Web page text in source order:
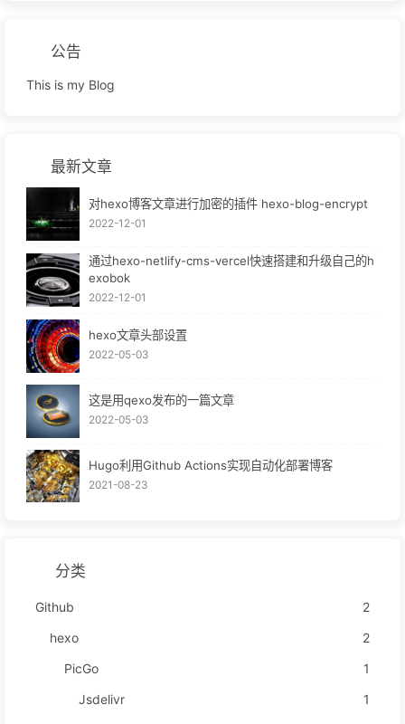
公告
This is my Blog
最新文章
对hexo博客文章进行加密的插件 hexo-blog-encrypt
2022-12-01
通过hexo-netlify-cms-vercel快速搭建和升级自己的h
exobok
2022-12-01
hexo文章头部设置
2022-05-03
这是用qexo发布的一篇文章
2022-05-03
Hugo利用Github Actions实现自动化部署博客
2021-08-23
分类
Github
2
hexo
2
PicGo
1
Jsdelivr
1